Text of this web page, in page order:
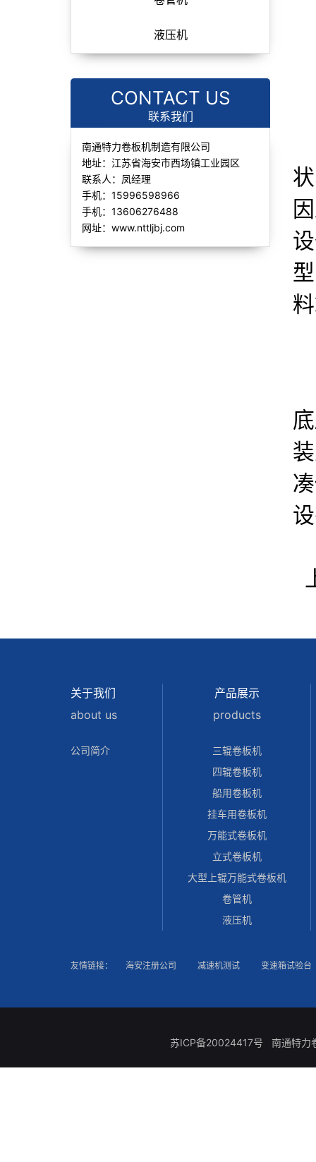
液压机
CONTACT US
联系我们
南通特力卷板机制造有限公司
地址：江苏省海安市西场镇工业园区
联系人：凤经理
手机：15996598966
手机：13606276488
网址：www.nttljbj.com
关于我们
about us
公司简介
产品展示
products
三辊卷板机
四辊卷板机
船用卷板机
挂车用卷板机
万能式卷板机
立式卷板机
大型上辊万能式卷板机
卷管机
液压机
友情链接： 海安注册公司 减速机测试 变速箱试验台
苏ICP备20024417号 南通特力